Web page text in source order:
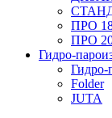
ПРО
ПРО
Гидро-
Гидро-
Folder
JUTA